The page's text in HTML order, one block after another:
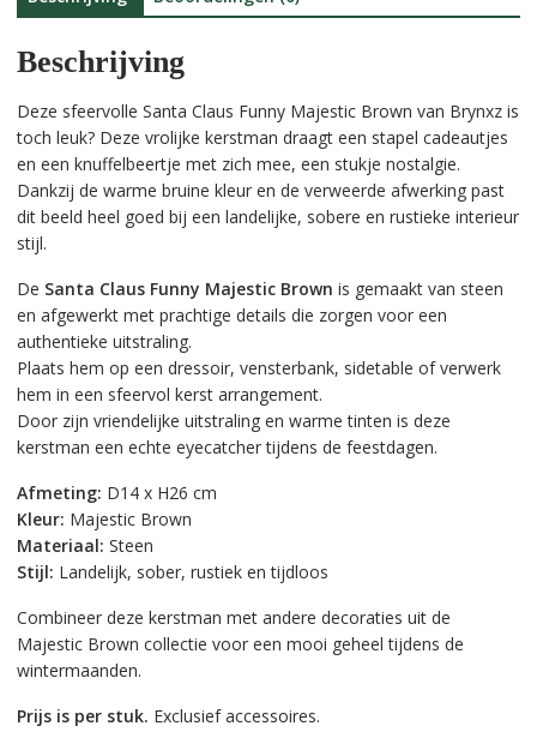
Beschrijving
Deze sfeervolle Santa Claus Funny Majestic Brown van Brynxz is
toch leuk? Deze vrolijke kerstman draagt een stapel cadeautjes
en een knuffelbeertje met zich mee, een stukje nostalgie.
Dankzij de warme bruine kleur en de verweerde afwerking past
dit beeld heel goed bij een landelijke, sobere en rustieke interieur
stijl.
De Santa Claus Funny Majestic Brown is gemaakt van steen
en afgewerkt met prachtige details die zorgen voor een
authentieke uitstraling.
Plaats hem op een dressoir, vensterbank, sidetable of verwerk
hem in een sfeervol kerst arrangement.
Door zijn vriendelijke uitstraling en warme tinten is deze
kerstman een echte eyecatcher tijdens de feestdagen.
Afmeting: D14 x H26 cm
Kleur: Majestic Brown
Materiaal: Steen
Stijl: Landelijk, sober, rustiek en tijdloos
Combineer deze kerstman met andere decoraties uit de
Majestic Brown collectie voor een mooi geheel tijdens de
wintermaanden.
Prijs is per stuk. Exclusief accessoires.